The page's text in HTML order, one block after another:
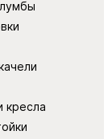
кресла